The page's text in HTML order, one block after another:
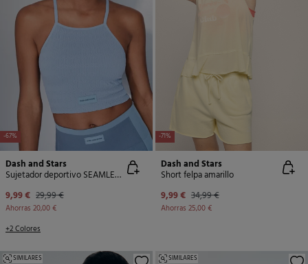
-67%
Dash and Stars
Sujetador deportivo SEAMLESS COMFORT smock azul
9,99 € 29,99 €
Ahorras 20,00 €
+2 Colores
-71%
Dash and Stars
Short felpa amarillo
9,99 € 34,99 €
Ahorras 25,00 €
SIMILARES SIMILARES